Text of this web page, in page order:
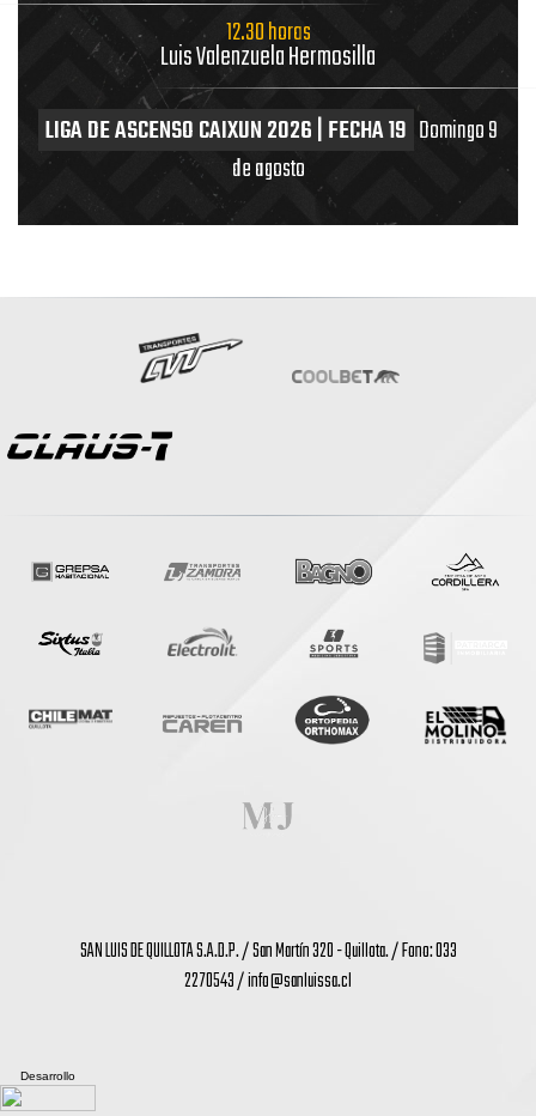
12.30 horas
Luis Valenzuela Hermosilla
LIGA DE ASCENSO CAIXUN 2026 | FECHA 19 Domingo 9
de agosto
SAN LUIS DE QUILLOTA S.A.D.P. / San Martín 320 - Quillota. / Fono: 033
2270543 /info@sanluissa.cl
Desarrollo